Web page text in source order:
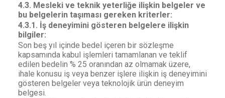
4.3. Mesleki ve teknik yeterliğe ilişkin belgeler ve
bu belgelerin taşıması gereken kriterler:
4.3.1. İş deneyimini gösteren belgelere ilişkin
bilgiler:
Son beş yıl içinde bedel içeren bir sözleşme
kapsamında kabul işlemleri tamamlanan ve teklif
edilen bedelin % 25 oranından az olmamak üzere,
ihale konusu iş veya benzer işlere ilişkin iş deneyimini
gösteren belgeler veya teknolojik ürün deneyim
belgesi.